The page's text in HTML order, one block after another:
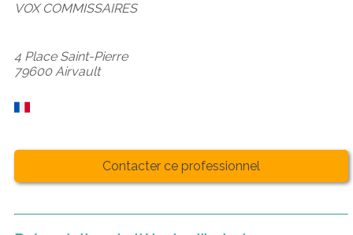
VOX COMMISSAIRES
4 Place Saint-Pierre
79600 Airvault
Contacter ce professionnel